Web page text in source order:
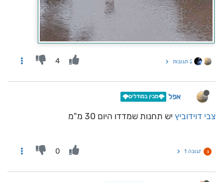
2 תגובות 4
אפל 🌩️מבין במודלים🌩️
צבי דוידוביץ יש תחנות שמדדו היום 30 מ"מ
צ תגובה 1 0